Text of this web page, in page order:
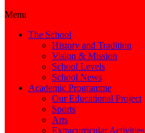
Menu
The School
History and Tradition
Vision & Mission
School Levels
School News
Academic Programme
Our Educational Project
Sports
Arts
Extracurricular Activities